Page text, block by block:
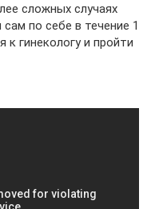
сложных случаях
по себе в течение 1
гинекологу и пройти